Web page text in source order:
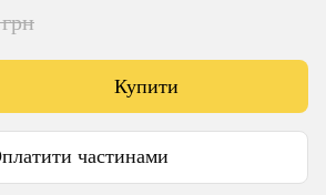
Купити
частинами